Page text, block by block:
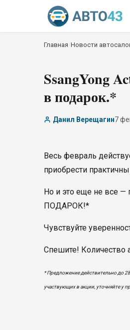
Главная Новости
SsangYong
в подарок.*
Данил Верещагин7
Весь февраль
приобрести
Но и это еще не все
ПОДАРОК!*
Чувствуйте
Спешите! Количество
* Предложение действительно до
участвующих в акции, уточняйте у